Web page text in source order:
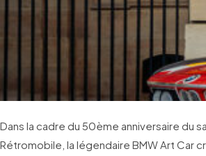
Dans la cadre du 50ème anniversaire du
Rétromobile, la légendaire BMW Art Car